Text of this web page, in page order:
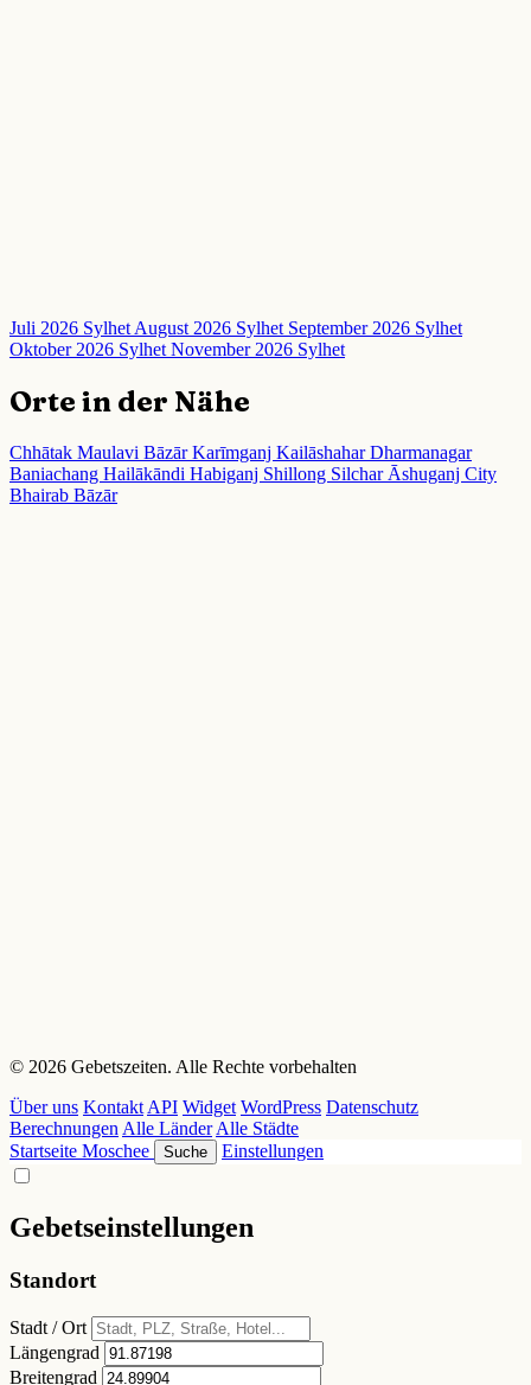
Juli 2026 SylhetAugust 2026 Sylhet September 2026 Sylhet
Oktober 2026 SylhetNovember 2026 Sylhet
Orte in der Nähe
Chhātak Maulavi BāzārKarīmganj KailāshaharDharmanagar
Baniachang Hailākāndi Habiganj Shillong Silchar Āshuganj City
Bhairab Bāzār
© 2026 Gebetszeiten. Alle Rechte vorbehalten
Über uns Kontakt API Widget WordPress Datenschutz
Berechnungen Alle Länder Alle Städte
Startseite Moschee Suche Einstellungen
Gebetseinstellungen
Standort
Stadt / Ort
Längengrad
Breitengrad